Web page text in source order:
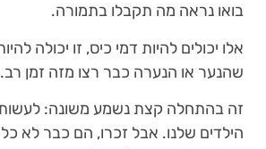
בואו נראה מה תקבלו בתמורה.
אלו יכולים להיות דמי כיס, זו יכולה
שהנער או הנערה כבר רצו מזה זמן רב.
זה בהתחלה קצת נשמע משונה:
הילדים שלנו. אבל זכרו, הם כבר לא כל